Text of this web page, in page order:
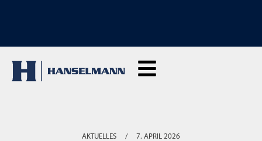
AKTUELLES / 7. APRIL 2026